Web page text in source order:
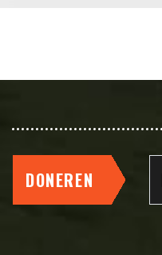
DONEREN